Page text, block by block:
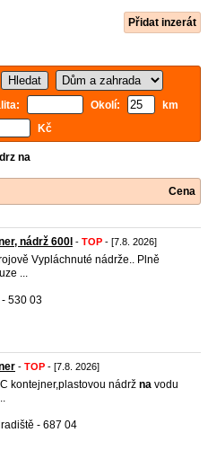
Přidat inzerát
Okolí:
km
Kč
na
Cena
nádrž 600l - TOP - [7.8. 2026]
Vypláchnuté nádrže.. Plně
...
530 03
- TOP - [7.8. 2026]
kontejner,plastovou nádrž na vodu
- 687 04